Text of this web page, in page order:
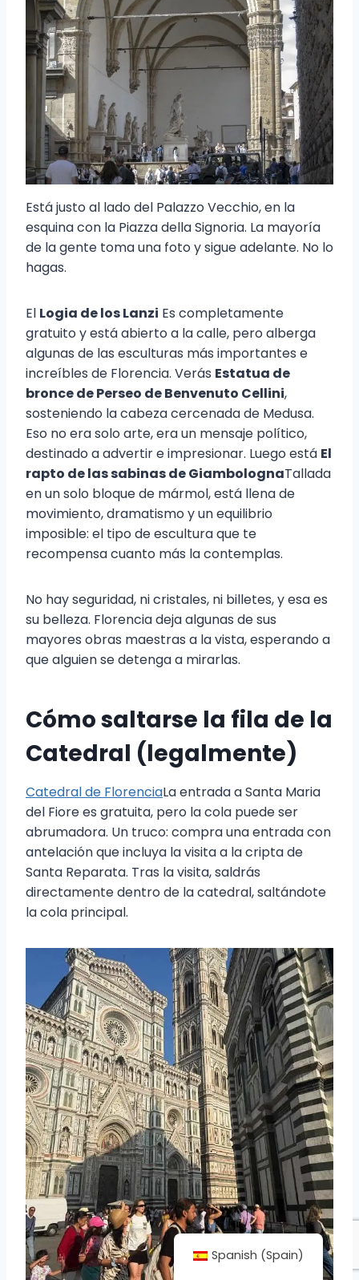
Está justo al lado del Palazzo Vecchio, en la
esquina con la Piazza della Signoria. La mayoría
de la gente toma una foto y sigue adelante. No lo
hagas.
El Logia de los Lanzi Es completamente
gratuito y está abierto a la calle, pero alberga
algunas de las esculturas más importantes e
increíbles de Florencia. Verás Estatua de
bronce de Perseo de Benvenuto Cellini,
sosteniendo la cabeza cercenada de Medusa.
Eso no era solo arte, era un mensaje político,
destinado a advertir e impresionar. Luego está El
rapto de las sabinas de GiambolognaTallada
en un solo bloque de mármol, está llena de
movimiento, dramatismo y un equilibrio
imposible: el tipo de escultura que te
recompensa cuanto más la contemplas.
No hay seguridad, ni cristales, ni billetes, y esa es
su belleza. Florencia deja algunas de sus
mayores obras maestras a la vista, esperando a
que alguien se detenga a mirarlas.
Cómo saltarse la fila de la
Catedral (legalmente)
Catedral de FlorenciaLa entrada a Santa Maria
del Fiore es gratuita, pero la cola puede ser
abrumadora. Un truco: compra una entrada con
antelación que incluya la visita a la cripta de
Santa Reparata. Tras la visita, saldrás
directamente dentro de la catedral, saltándote
la cola principal.
Spanish (Spain)